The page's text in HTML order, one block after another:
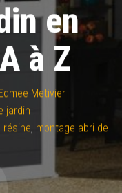
en
à Z
Metivier
jardin
résine, montage abri de